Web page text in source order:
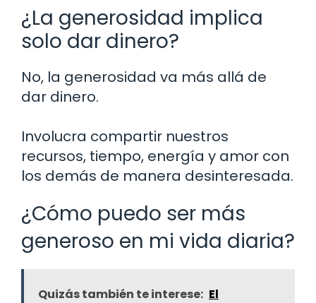
¿La generosidad implica
solo dar dinero?
No, la generosidad va más allá de
dar dinero.
Involucra compartir nuestros
recursos, tiempo, energía y amor con
los demás de manera desinteresada.
¿Cómo puedo ser más
generoso en mi vida diaria?
Quizás también te interese: El